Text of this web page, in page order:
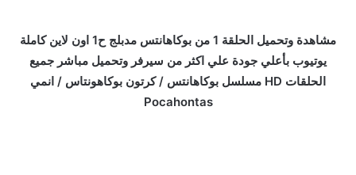
مشاهدة وتحميل الحلقة 1 من بوكاهانتس مدبلج ح1 اون لاين كاملة
يوتيوب بأعلي جودة علي اكثر من سيرفر وتحميل مباشر جميع
الحلقات HD مسلسل بوكاهانتس / كرتون بوكاهونتاس / انمي
Pocahontas